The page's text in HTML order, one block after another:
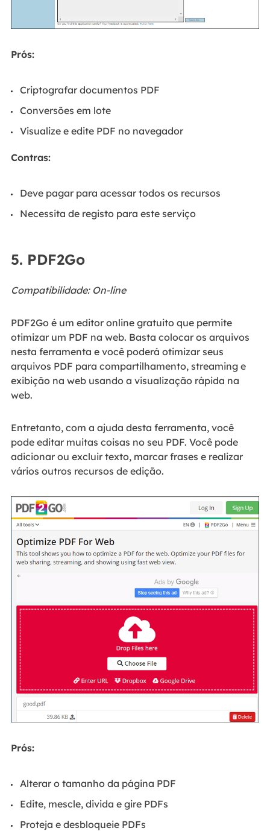
Prós:
Criptografar documentos PDF
Conversões em lote
Visualize e edite PDF no navegador
Contras:
Deve pagar para acessar todos os recursos
Necessita de registo para este serviço
5. PDF2Go
Compatibilidade: On-line
PDF2Go é um editor online gratuito que permite
otimizar um PDF na web. Basta colocar os arquivos
nesta ferramenta e você poderá otimizar seus
arquivos PDF para compartilhamento, streaming e
exibição na web usando a visualização rápida na
web.
Entretanto, com a ajuda desta ferramenta, você
pode editar muitas coisas no seu PDF. Você pode
adicionar ou excluir texto, marcar frases e realizar
vários outros recursos de edição.
Prós:
Alterar o tamanho da página PDF
Edite, mescle, divida e gire PDFs
Proteja e desbloqueie PDFs